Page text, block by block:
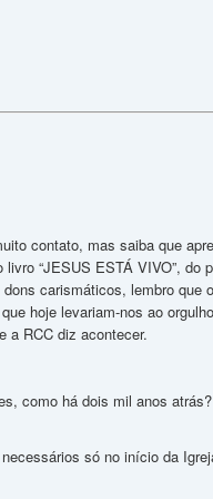
contato, mas saiba que
“JESUS ESTÁ VIVO”, do
carismáticos, lembro que
hoje levariam-nos ao
a RCC diz acontecer.
como há dois mil anos
só no início da